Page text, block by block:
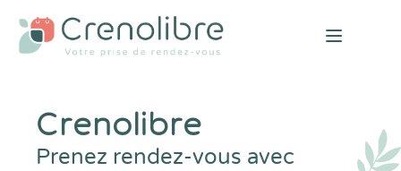
Open
Crenolibre
Prenez rendez-vous avec